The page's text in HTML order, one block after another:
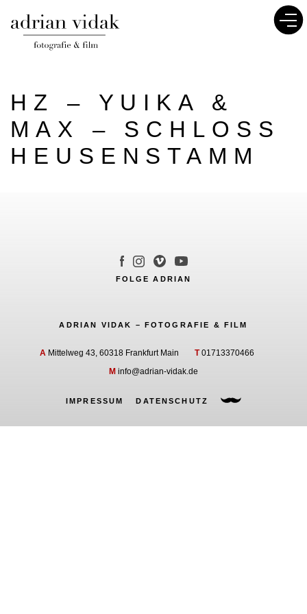
HZ – YUIKA &
MAX – SCHLOSS
HEUSENSTAMM
FOLGE ADRIAN
ADRIAN VIDAK – FOTOGRAFIE & FILM
A Mittelweg 43, 60318 Frankfurt Main T01713370466
M info@adrian-vidak.de
IMPRESSUM DATENSCHUTZ